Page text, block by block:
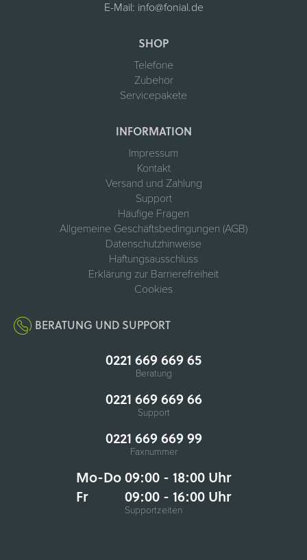
E-Mail: info@fonial.de
SHOP
Telefone
Zubehör
Servicepakete
INFORMATION
Impressum
Kontakt
Versand und Zahlung
Support
Häufige Fragen
Allgemeine Geschäftsbedingungen (AGB)
Datenschutzhinweise
Haftungsausschluss
Erklärung zur Barrierefreiheit
Cookies
BERATUNG UND SUPPORT
0221 669 669 65
Beratung
0221 669 669 66
Support
0221 669 669 99
Faxnummer
Mo-Do 09:00 - 18:00 Uhr
Fr
09:00 - 16:00 Uhr
Supportzeiten